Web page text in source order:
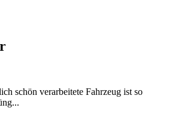
schön verarbeitete Fahrzeug ist so